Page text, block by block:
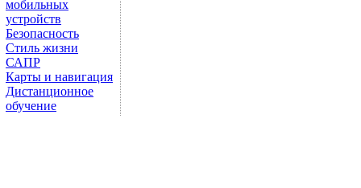
мобильных
устройств
Безопасность
Стиль жизни
САПР
Карты и навигация
Дистанционное
обучение